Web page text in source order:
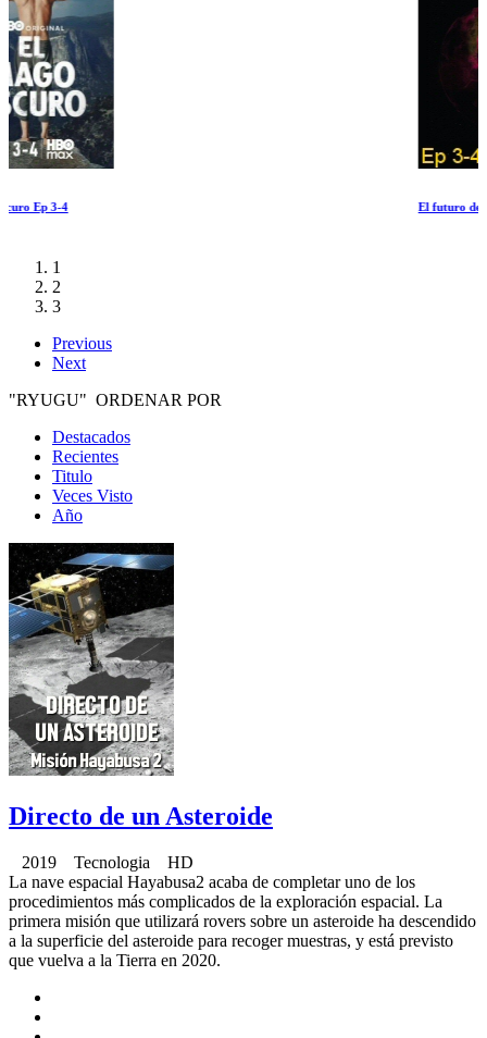
El futuro de la naturaleza Ep 3-4
1
2
3
Previous
Next
"RYUGU" ORDENAR POR
Destacados
Recientes
Titulo
Veces Visto
Año
Directo de un Asteroide
2019 Tecnologia HD
La nave espacial Hayabusa2 acaba de completar uno de los
procedimientos más complicados de la exploración espacial. La
primera misión que utilizará rovers sobre un asteroide ha descendido
a la superficie del asteroide para recoger muestras, y está previsto
que vuelva a la Tierra en 2020.